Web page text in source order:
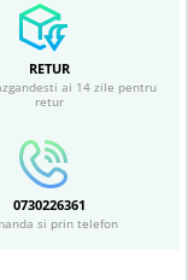
RETUR
ai 14 zile pentru
retur
0730226361
si prin telefon